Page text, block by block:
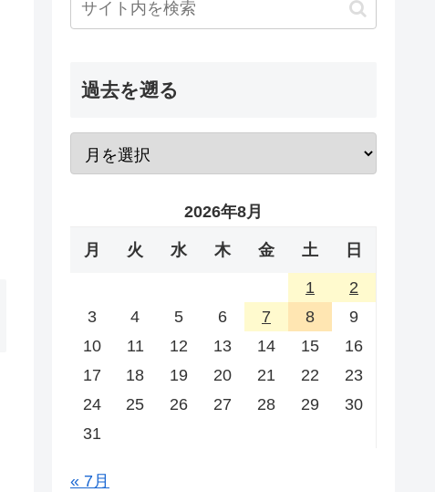
過去を遡る
2026年8月
月 火 水 木 金 土 日
1
2
3
4 5 6 7 8
9
10
11 12 13 14 15
16
17
18 19 20 21 22
23
24
25 26 27 28 29
30
31
« 7月